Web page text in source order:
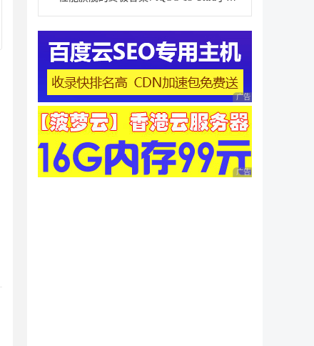
广告 商业广告，理性
广告 商业广告，理性